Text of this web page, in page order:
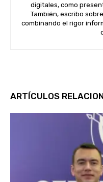
digitales, como
También, escribo
combinando el rigor
ARTÍCULOS